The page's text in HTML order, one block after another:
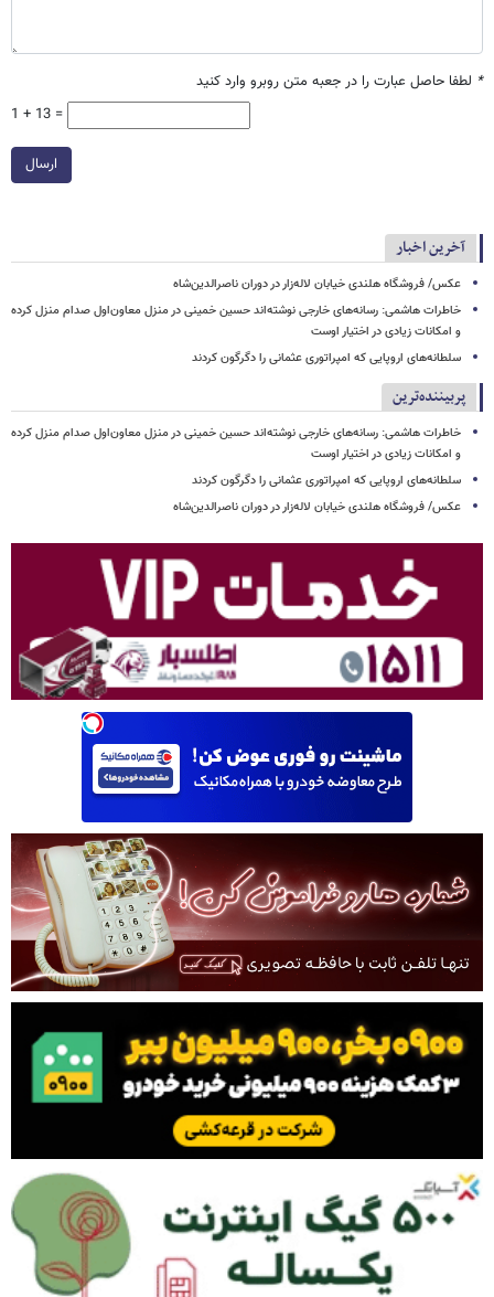
* لطفا حاصل عبارت را در جعبه متن روبرو وارد کنید
1 + 13 =
ارسال
آخرین اخبار
عکس/ فروشگاه هلندی خیابان لاله‌زار در دوران ناصرالدین‌شاه
خاطرات هاشمی: رسانه‌های خارجی نوشته‌اند حسین خمینی در منزل معاون‌اول صدام منزل‌ کرده
و امکانات زیادی در اختیار اوست
سلطانه‌های اروپایی که امپراتوری عثمانی را دگرگون کردند
پربیننده‌ترین
خاطرات هاشمی: رسانه‌های خارجی نوشته‌اند حسین خمینی در منزل معاون‌اول صدام منزل‌ کرده
و امکانات زیادی در اختیار اوست
سلطانه‌های اروپایی که امپراتوری عثمانی را دگرگون کردند
عکس/ فروشگاه هلندی خیابان لاله‌زار در دوران ناصرالدین‌شاه